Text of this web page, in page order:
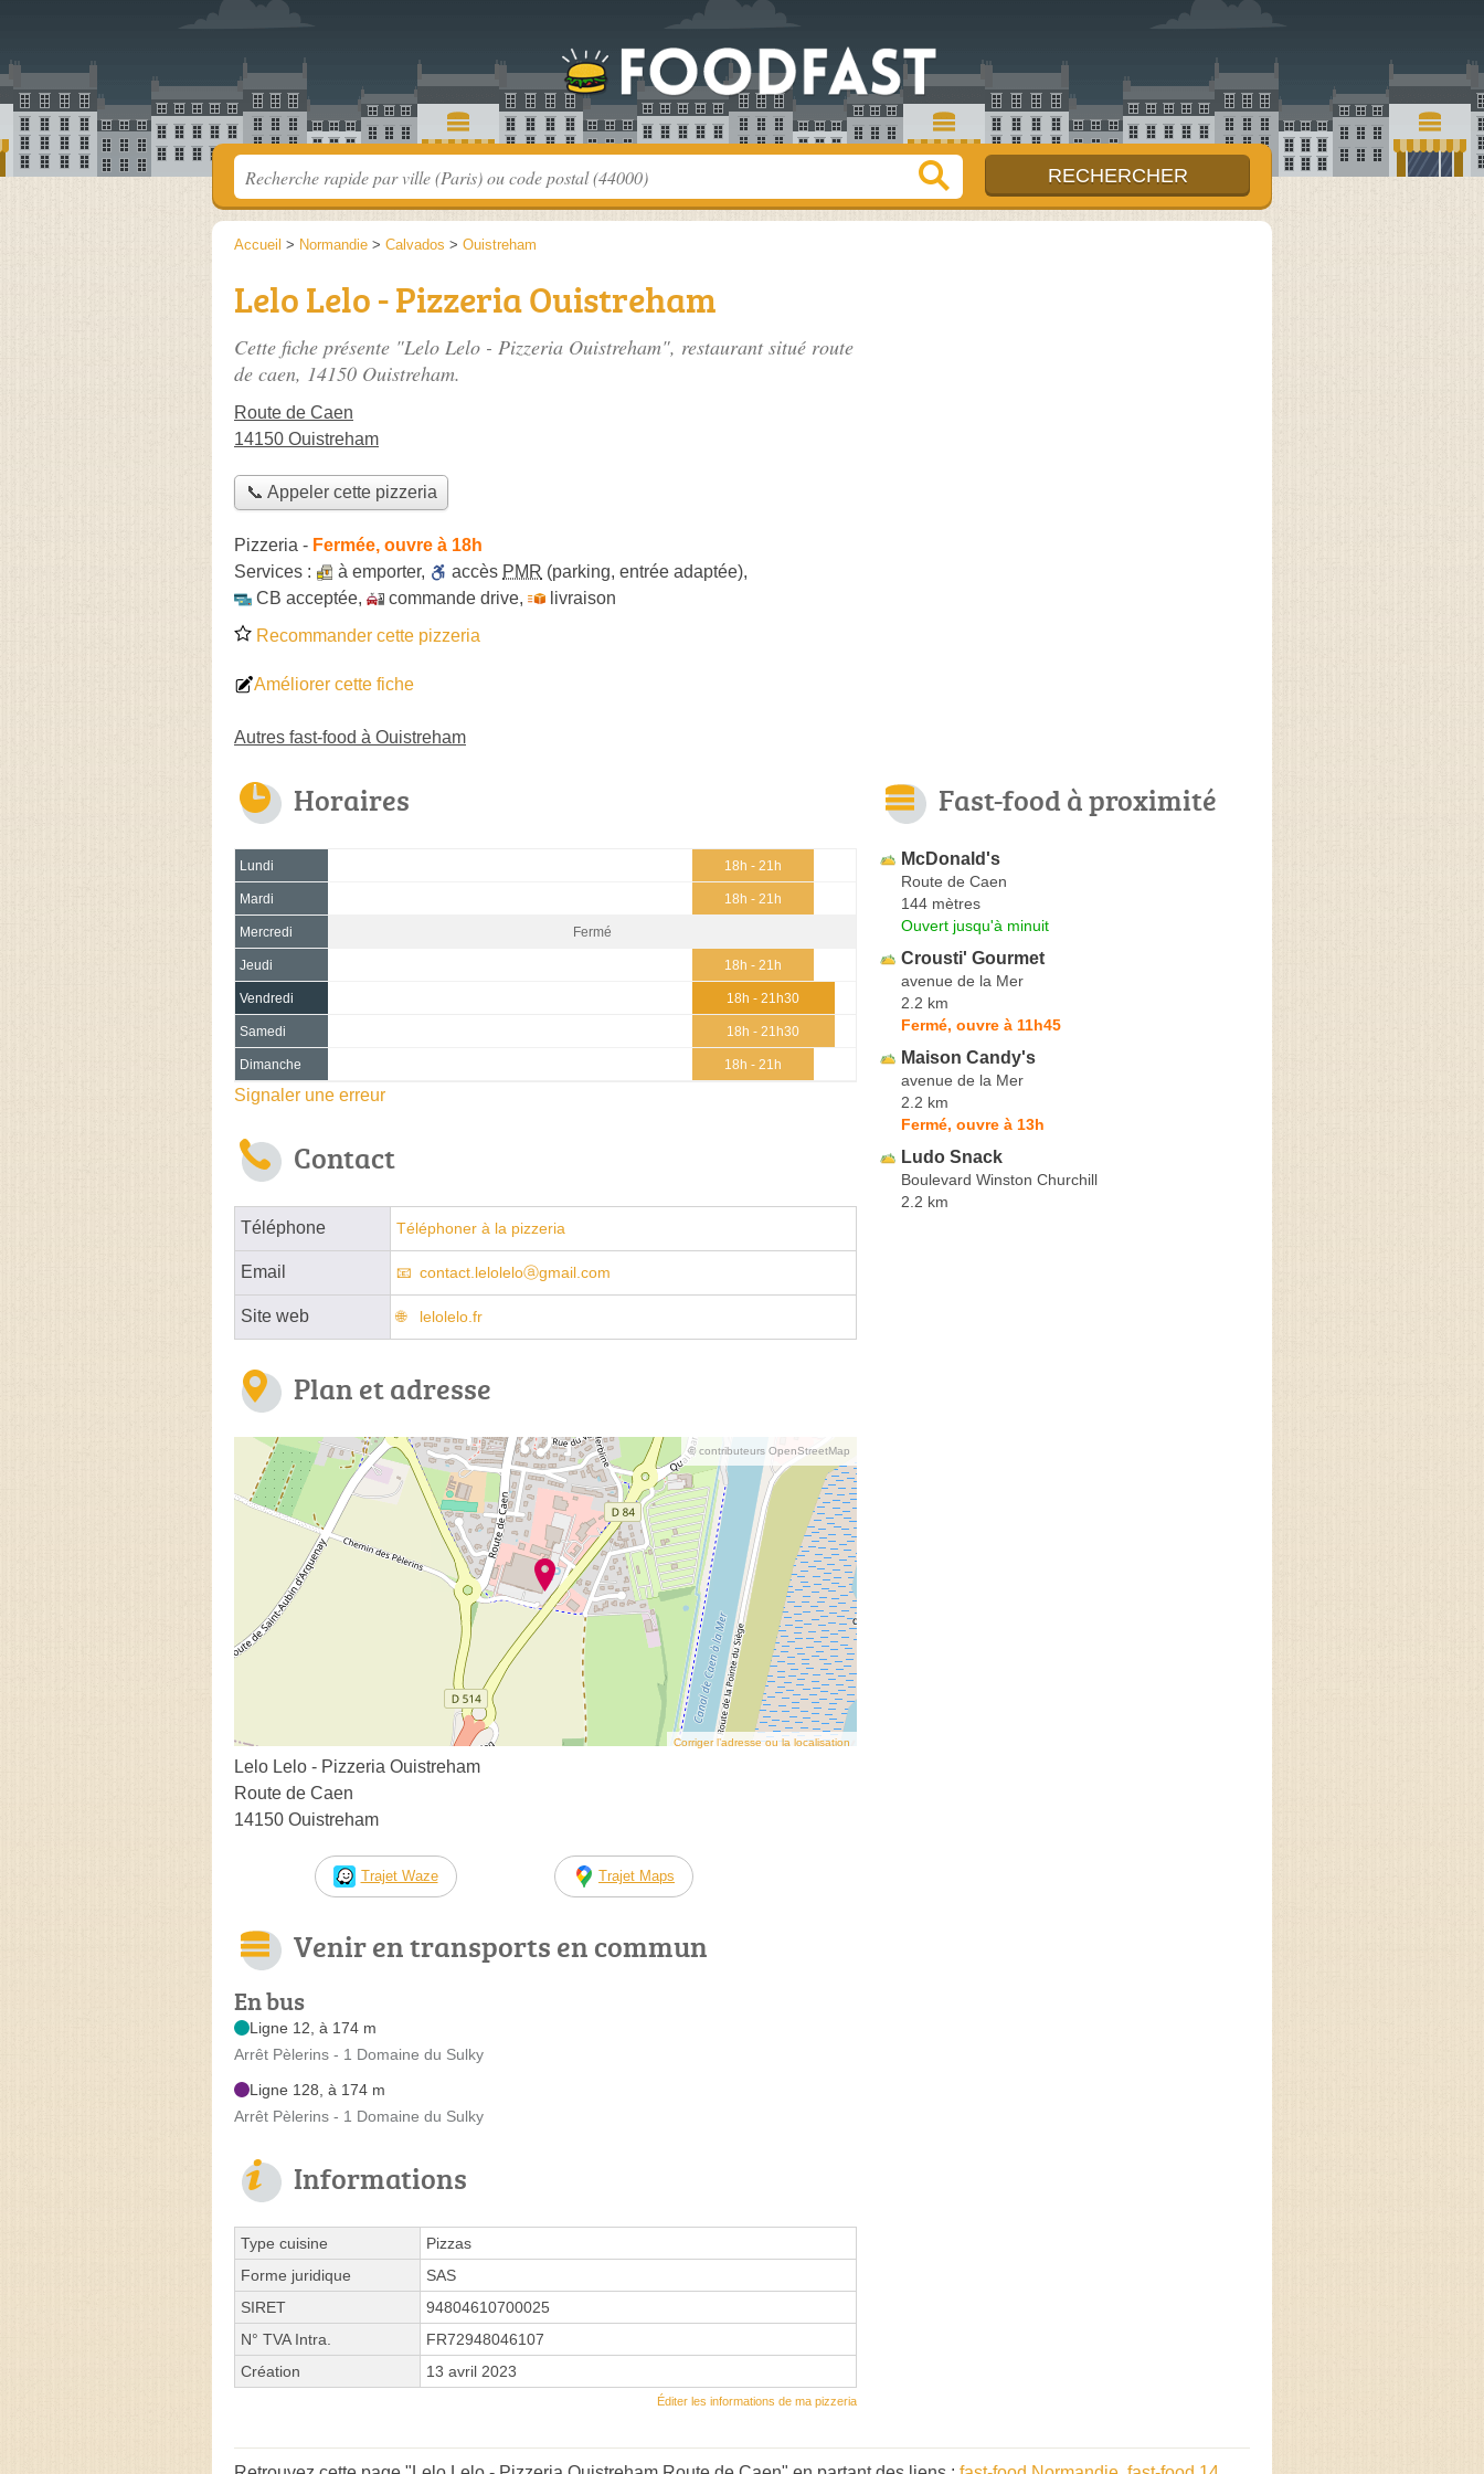
Accueil > Normandie > Calvados > Ouistreham
Lelo Lelo - Pizzeria Ouistreham
Cette fiche présente "Lelo Lelo - Pizzeria Ouistreham", restaurant situé route
de caen, 14150 Ouistreham.
Route de Caen
14150 Ouistreham
📞 Appeler cette pizzeria
Pizzeria - Fermée, ouvre à 18h
Services :
à emporter, accès PMR (parking, entrée adaptée),
CB acceptée, commande drive,
livraison
Recommander cette pizzeria
Améliorer cette fiche
Autres fast-food à Ouistreham
Horaires
Lundi 18h - 21h
Mardi 18h - 21h
Mercredi Fermé
Jeudi 18h - 21h
Vendredi 18h - 21h30
Samedi 18h - 21h30
Dimanche 18h - 21h
Signaler une erreur
Contact
Téléphone Téléphoner à la pizzeria
Email contact.leloleloⓐgmail.com
Site web lelolelo.fr
Plan et adresse
© contributeurs OpenStreetMap
Corriger l’adresse ou la localisation
Lelo Lelo - Pizzeria Ouistreham
Route de Caen
14150 Ouistreham
Trajet Waze Trajet Maps
Venir en transports en commun
En bus
Ligne 12, à 174 m
Arrêt Pèlerins - 1 Domaine du Sulky
Ligne 128, à 174 m
Arrêt Pèlerins - 1 Domaine du Sulky
Informations
Type cuisine
Pizzas
Forme juridique
SAS
SIRET
94804610700025
N° TVA Intra.
FR72948046107
Création
13 avril 2023
Éditer les informations de ma pizzeria
Fast-food à proximité
McDonald's
Route de Caen
144 mètres
Ouvert jusqu'à minuit
Crousti' Gourmet
avenue de la Mer
2.2 km
Fermé, ouvre à 11h45
Maison Candy's
avenue de la Mer
2.2 km
Fermé, ouvre à 13h
Ludo Snack
Boulevard Winston Churchill
2.2 km